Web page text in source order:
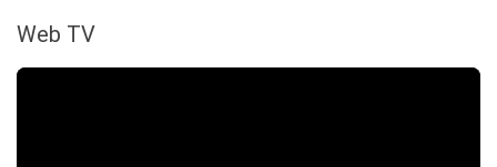
Web TV